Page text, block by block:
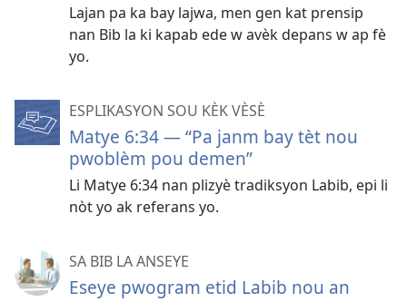
Lajan pa ka bay lajwa, men gen kat prensip
nan Bib la ki kapab ede w avèk depans w ap fè
yo.
ESPLIKASYON SOU KÈK VÈSÈ
Matye 6:34 — “Pa janm bay tèt nou
pwoblèm pou demen”
Li Matye 6:34 nan plizyè tradiksyon Labib, epi li
nòt yo ak referans yo.
SA BIB LA ANSEYE
Eseye pwogram etid Labib nou an